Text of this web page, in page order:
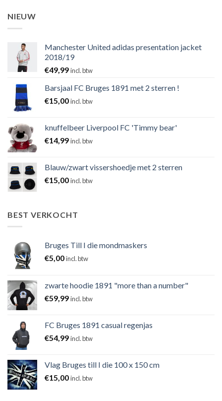
NIEUW
Manchester United adidas presentation jacket
2018/19
€49,99incl. btw
Barsjaal FC Bruges 1891 met 2 sterren !
€15,00incl. btw
knuffelbeer Liverpool FC 'Timmy bear'
€14,99incl. btw
Blauw/zwart vissershoedje met 2 sterren
€15,00incl. btw
BEST VERKOCHT
Bruges Till I die mondmaskers
€5,00incl. btw
zwarte hoodie 1891 "more than a number"
€59,99incl. btw
FC Bruges 1891 casual regenjas
€54,99incl. btw
Vlag Bruges till I die 100 x 150 cm
€15,00incl. btw